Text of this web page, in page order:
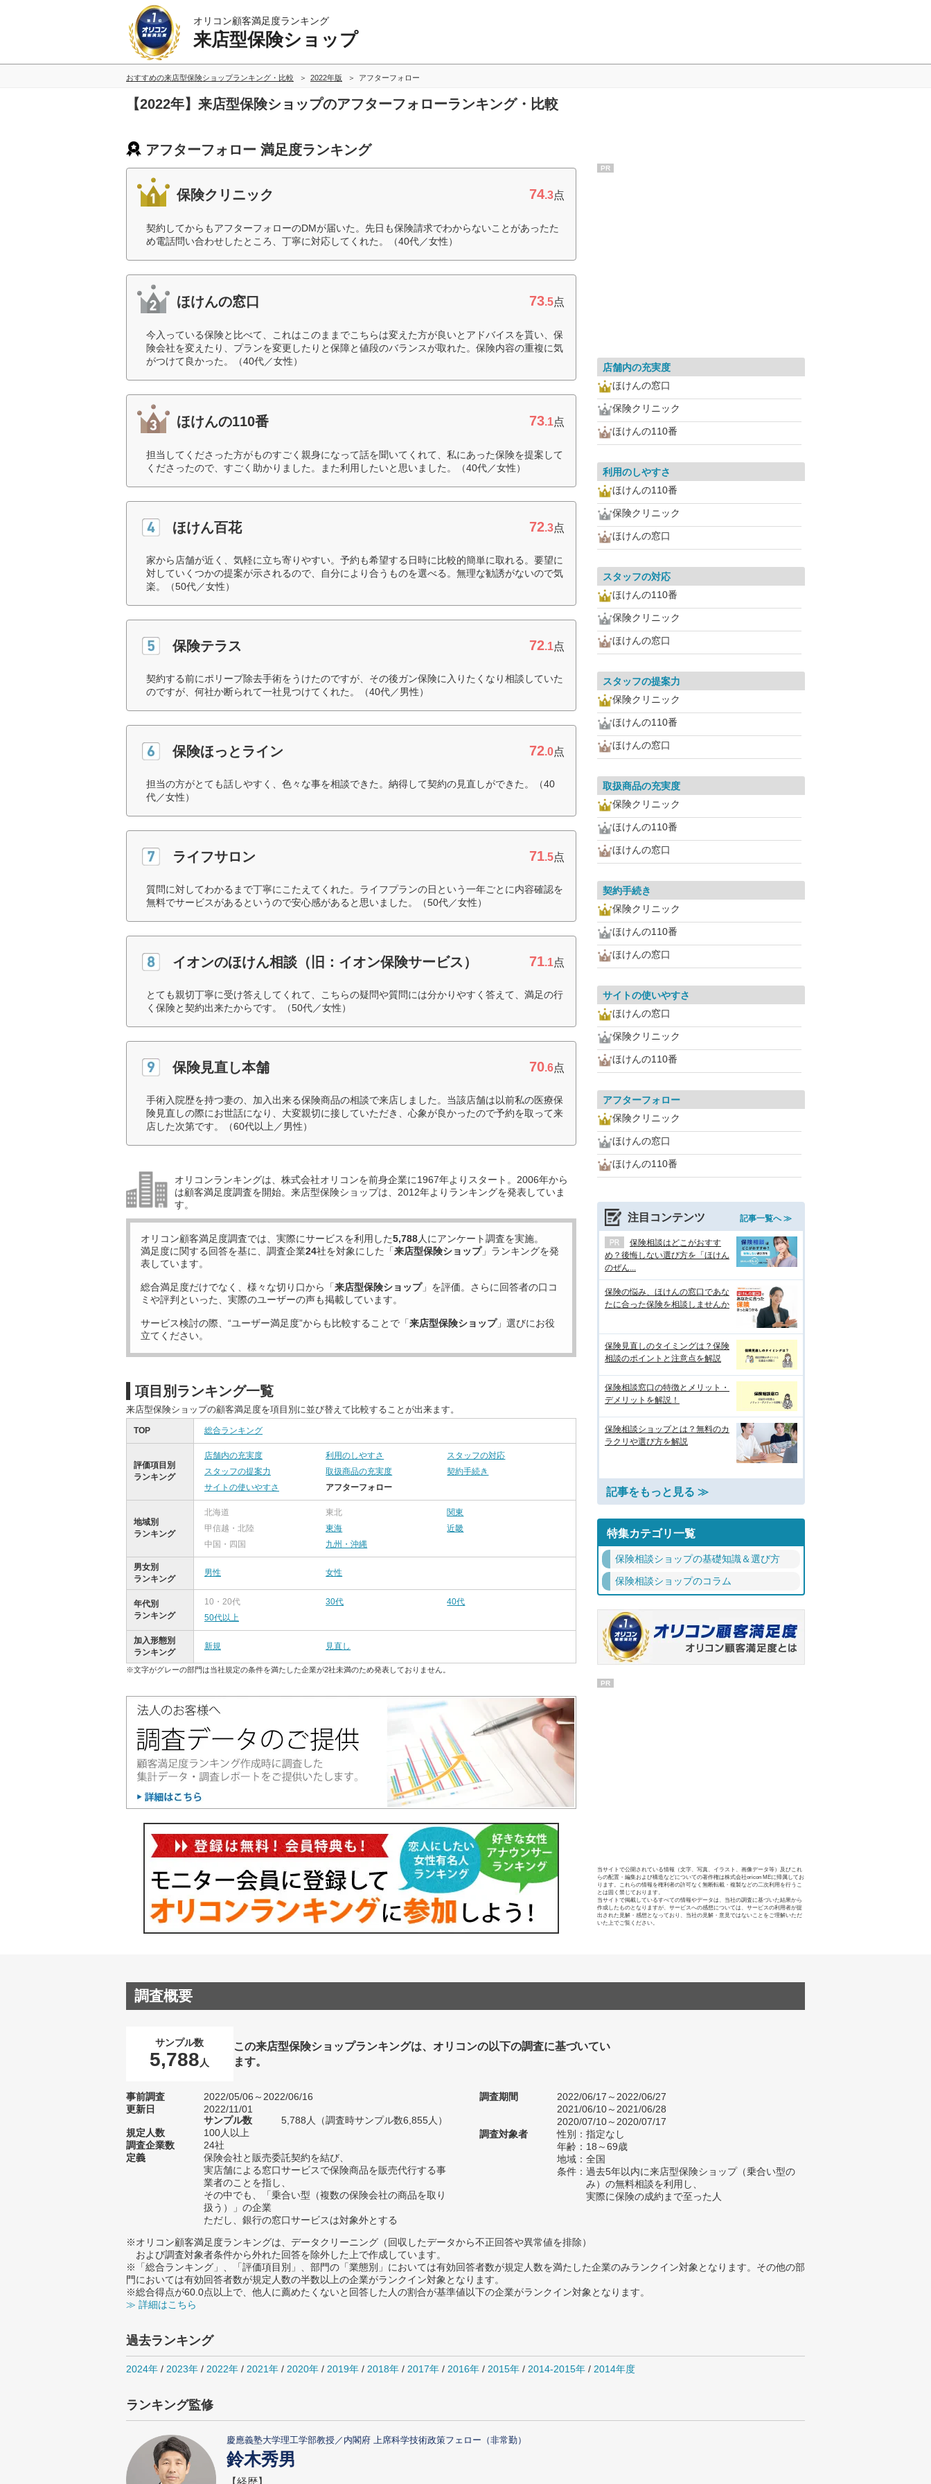
オリコン顧客満足度ランキング
来店型保険ショップ
おすすめの来店型保険ショップランキング・比較 2022年版 アフターフォロー
【2022年】来店型保険ショップのアフターフォローランキング・比較
アフターフォロー 満足度ランキング
保険クリニック 74.3点
契約してからもアフターフォローのDMが届いた。先日も保険請求でわからないことがあったた
め電話問い合わせしたところ、丁寧に対応してくれた。（40代／女性）
ほけんの窓口 73.5点
今入っている保険と比べて、これはこのままでこちらは変えた方が良いとアドバイスを貰い、保
険会社を変えたり、プランを変更したりと保障と値段のバランスが取れた。保険内容の重複に気
がつけて良かった。（40代／女性）
ほけんの110番 73.1点
担当してくださった方がものすごく親身になって話を聞いてくれて、私にあった保険を提案して
くださったので、すごく助かりました。また利用したいと思いました。（40代／女性）
ほけん百花 72.3点
家から店舗が近く、気軽に立ち寄りやすい。予約も希望する日時に比較的簡単に取れる。要望に
対していくつかの提案が示されるので、自分により合うものを選べる。無理な勧誘がないので気
楽。（50代／女性）
保険テラス 72.1点
契約する前にポリープ除去手術をうけたのですが、その後ガン保険に入りたくなり相談していた
のですが、何社か断られて一社見つけてくれた。（40代／男性）
保険ほっとライン 72.0点
担当の方がとても話しやすく、色々な事を相談できた。納得して契約の見直しができた。（40
代／女性）
ライフサロン 71.5点
質問に対してわかるまで丁寧にこたえてくれた。ライフプランの日という一年ごとに内容確認を
無料でサービスがあるというので安心感があると思いました。（50代／女性）
イオンのほけん相談（旧：イオン保険サービス） 71.1点
とても親切丁寧に受け答えしてくれて、こちらの疑問や質問には分かりやすく答えて、満足の行
く保険と契約出来たからです。（50代／女性）
保険見直し本舗 70.6点
手術入院歴を持つ妻の、加入出来る保険商品の相談で来店しました。当該店舗は以前私の医療保
険見直しの際にお世話になり、大変親切に接していただき、心象が良かったので予約を取って来
店した次第です。（60代以上／男性）
オリコンランキングは、株式会社オリコンを前身企業に1967年よりスタート。2006年から
は顧客満足度調査を開始。来店型保険ショップは、2012年よりランキングを発表していま
す。
オリコン顧客満足度調査では、実際にサービスを利用した5,788人にアンケート調査を実施。
満足度に関する回答を基に、調査企業24社を対象にした「来店型保険ショップ」ランキングを発
表しています。
総合満足度だけでなく、様々な切り口から「来店型保険ショップ」を評価。さらに回答者の口コ
ミや評判といった、実際のユーザーの声も掲載しています。
サービス検討の際、“ユーザー満足度”からも比較することで「来店型保険ショップ」選びにお役
立てください。
項目別ランキング一覧
来店型保険ショップの顧客満足度を項目別に並び替えて比較することが出来ます。
TOP 総合ランキング
評価項目別
ランキング
店舗内の充実度 利用のしやすさ
スタッフの対応
スタッフの提案力
取扱商品の充実度
契約手続き
サイトの使いやすさ
アフターフォロー
地域別
ランキング
北海道 東北
関東
甲信越・北陸
東海
近畿
中国・四国
九州・沖縄
男女別
ランキング
男性 女性
年代別
ランキング
10・20代 30代
40代
50代以上
加入形態別
ランキング
新規 見直し
※文字がグレーの部門は当社規定の条件を満たした企業が2社未満のため発表しておりません。
PR
店舗内の充実度
ほけんの窓口
保険クリニック
ほけんの110番
利用のしやすさ
ほけんの110番
保険クリニック
ほけんの窓口
スタッフの対応
ほけんの110番
保険クリニック
ほけんの窓口
スタッフの提案力
保険クリニック
ほけんの110番
ほけんの窓口
取扱商品の充実度
保険クリニック
ほけんの110番
ほけんの窓口
契約手続き
保険クリニック
ほけんの110番
ほけんの窓口
サイトの使いやすさ
ほけんの窓口
保険クリニック
ほけんの110番
アフターフォロー
保険クリニック
ほけんの窓口
ほけんの110番
注目コンテンツ 記事一覧へ ≫
保険相談はどこがおすす
め？後悔しない選び方を「ほけん
のぜん...
保険の悩み、ほけんの窓口であな
たに合った保険を相談しませんか
保険見直しのタイミングは？保険
相談のポイントと注意点を解説
保険相談窓口の特徴とメリット・
デメリットを解説！
保険相談ショップとは？無料のカ
ラクリや選び方を解説
記事をもっと見る ≫
特集カテゴリ一覧
保険相談ショップの基礎知識＆選び方
保険相談ショップのコラム
PR
当サイトで公開されている情報（文字、写真、イラスト、画像データ等）及びこれ
らの配置・編集および構造などについての著作権は株式会社oricon MEに帰属してお
ります。これらの情報を権利者の許可なく無断転載・複製などの二次利用を行うこ
とは固く禁じております。
当サイトで掲載しているすべての情報やデータは、当社の調査に基づいた結果から
作成したものとなりますが、サービスへの感想については、サービスの利用者が提
出された見解・感想となっており、当社の見解・意見ではないことをご理解いただ
いた上でご覧ください。
調査概要
サンプル数
5,788 人
この来店型保険ショップランキングは、オリコンの以下の調査に基づいてい
ます。
事前調査
2022/05/06～2022/06/16
更新日
2022/11/01
サンプル数
5,788人（調査時サンプル数6,855人）
規定人数
100人以上
調査企業数
24社
定義
保険会社と販売委託契約を結び、
実店舗による窓口サービスで保険商品を販売代行する事
業者のことを指し、
その中でも、「乗合い型（複数の保険会社の商品を取り
扱う）」の企業
ただし、銀行の窓口サービスは対象外とする
調査期間
2022/06/17～2022/06/27
2021/06/10～2021/06/28
2020/07/10～2020/07/17
調査対象者
性別：指定なし
年齢：18～69歳
地域：全国
条件：過去5年以内に来店型保険ショップ（乗合い型の
み）の無料相談を利用し、
実際に保険の成約まで至った人
※オリコン顧客満足度ランキングは、データクリーニング（回収したデータから不正回答や異常値を排除）
および調査対象者条件から外れた回答を除外した上で作成しています。
※「総合ランキング」、「評価項目別」、部門の「業態別」においては有効回答者数が規定人数を満たした企業のみランクイン対象となります。その他の部
門においては有効回答者数が規定人数の半数以上の企業がランクイン対象となります。
※総合得点が60.0点以上で、他人に薦めたくないと回答した人の割合が基準値以下の企業がランクイン対象となります。
≫ 詳細はこちら
過去ランキング
2024年 / 2023年 / 2022年 / 2021年 / 2020年 / 2019年 / 2018年 / 2017年 / 2016年 / 2015年 / 2014-2015年 / 2014年度
ランキング監修
慶應義塾大学理工学部教授／内閣府 上席科学技術政策フェロー（非常勤）
鈴木秀男
【経歴】